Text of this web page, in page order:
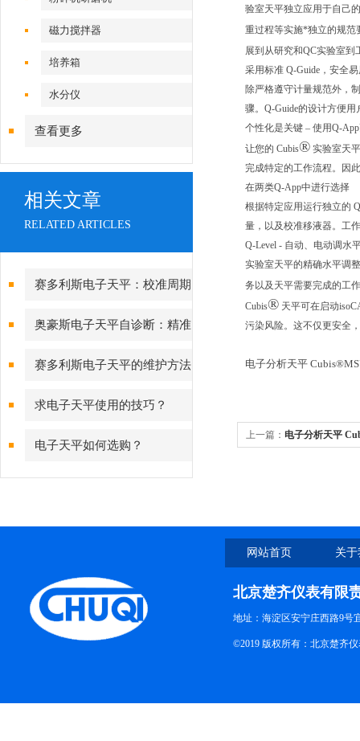
磁力搅拌器
培养箱
水分仪
查看更多
相关文章
RELATED ARTICLES
赛多利斯电子天平：校准周期
设定与期间核查方法
奥豪斯电子天平自诊断：精准
测量背后的故障预警守护
赛多利斯电子天平的维护方法
有哪些？
求电子天平使用的技巧？
电子天平如何选购？
验室天平独立应用于自己
重过程等实施*独立的规范
展到从研究和QC实验室到
采用标准 Q-Guide，安全
除严格遵守计量规范外，
骤。Q-Guide的设计方便
个性化是关键 – 使用Q-
让您的 Cubis® 实验室天
完成特定的工作流程。因
在两类Q-App中进行选择
根据特定应用运行独立的
量，以及校准移液器。工
Q-Level - 自动、电动调水
实验室天平的精确水平调
务以及天平需要完成的工
Cubis® 天平可在启动
污染风险。这不仅更安全
电子分析天平
上一篇： 电子分析天平
网站首页 关
北京楚齐仪表有限
地址：海淀区安宁庄西路9号
©2019 版权所有：北京楚齐